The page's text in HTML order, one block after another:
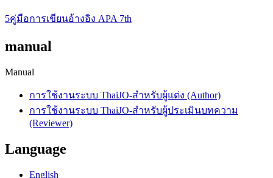
5คู่มือการเขียนอ้างอิง APA 7th
manual
Manual
การใช้งานระบบ ThaiJO-สำหรับผู้แต่ง (Author)
การใช้งานระบบ ThaiJO-สำหรับผู้ประเมินบทความ
(Reviewer)
Language
English